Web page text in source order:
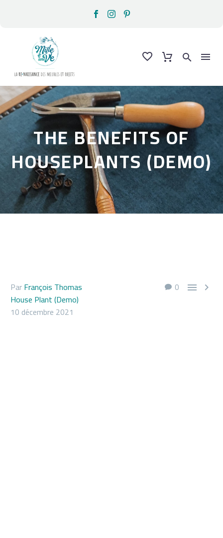
THE BENEFITS OF
HOUSEPLANTS (DEMO)
0  
ParFrançois Thomas
House Plant (Demo)
10 décembre 2021